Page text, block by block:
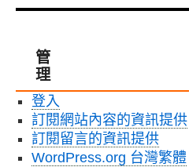
管
理
登入
訂閱網站內容的資訊提供
訂閱留言的資訊提供
WordPress.org 台灣繁體